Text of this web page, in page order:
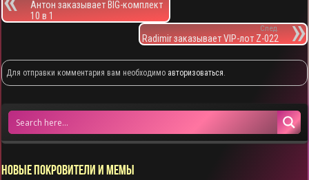
Антон заказывает BIG-комплект
10 в 1
След.
Radimir заказывает VIP-лот Z-022
Для отправки комментария вам необходимо авторизоваться.
НОВЫЕ ПОКРОВИТЕЛИ И МЕМЫ